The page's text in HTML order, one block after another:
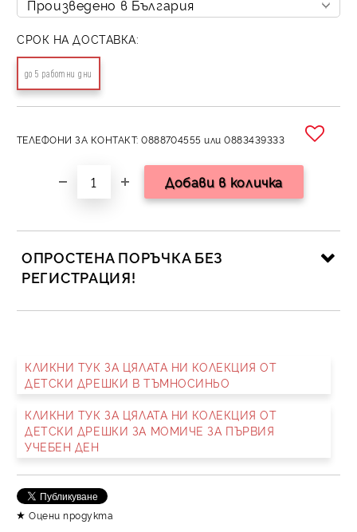
СРОК НА ДОСТАВКА:
до 5 работни дни
ТЕЛЕФОНИ ЗА КОНТАКТ: 0888704555 или 0883439333
ОПРОСТЕНА ПОРЪЧКА БЕЗ
РЕГИСТРАЦИЯ!
Ние ще се свържем с вас в рамките на работния ден.
КЛИКНИ ТУК ЗА ЦЯЛАТА НИ КОЛЕКЦИЯ ОТ
ДЕТСКИ ДРЕШКИ В ТЪМНОСИНЬО
КЛИКНИ ТУК ЗА ЦЯЛАТА НИ КОЛЕКЦИЯ ОТ
ДЕТСКИ ДРЕШКИ ЗА МОМИЧЕ ЗА ПЪРВИЯ
УЧЕБЕН ДЕН
Оцени продукта